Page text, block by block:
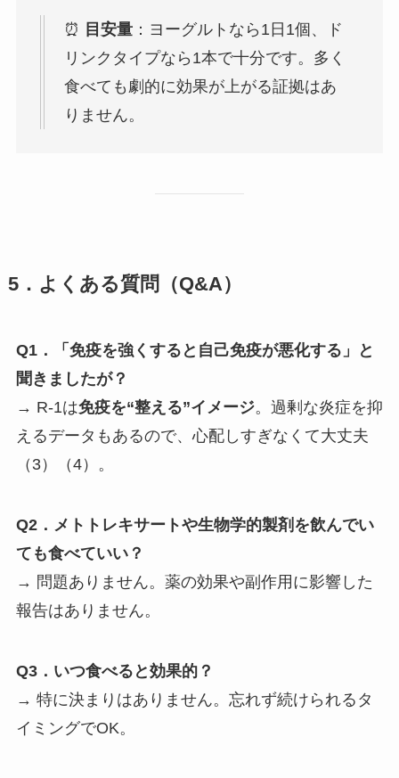
⏰ 目安量：ヨーグルトなら1日1個、ド
リンクタイプなら1本で十分です。多く
食べても劇的に効果が上がる証拠はあ
りません。
5．よくある質問（Q&A）
Q1．「免疫を強くすると自己免疫が悪化する」と
聞きましたが？
→ R-1は免疫を“整える”イメージ。過剰な炎症を抑
えるデータもあるので、心配しすぎなくて大丈夫
（3）（4）。
Q2．メトトレキサートや生物学的製剤を飲んでい
ても食べていい？
→ 問題ありません。薬の効果や副作用に影響した
報告はありません。
Q3．いつ食べると効果的？
→ 特に決まりはありません。忘れず続けられるタ
イミングでOK。